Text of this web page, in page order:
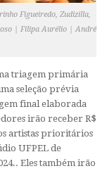
Figueiredo, Zudizilla,
| Filipa Aurélio | André
triagem primária
seleção prévia
final elaborada
irão receber R$
artistas prioritários
UFPEL de
Eles também irão